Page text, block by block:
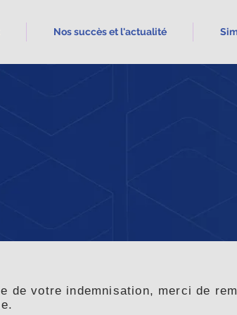
Nos succès et l'actualité
de votre indemnisation, merci de